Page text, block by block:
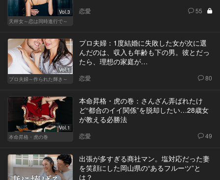
Vol.3
天秤女～恋は同時進行で～
恋愛 55
Vol.1
プロ夫婦～作られた輝き～
プロ夫婦：1度結婚に失敗した女が次に選
んだのは、収入も年齢も下の男。彼とだっ
たら、理想の家庭が…
恋愛 80
Vol.1
本命昇格・虎の巻
本命昇格・虎の巻：さんざん弄ばれたけ
ど“都合のイイ関係”を脱却したい…28歳女
が教える必勝法
恋愛 49
出張が多すぎる商社マン。塩対応だった妻
を笑顔にした岡山県の“あるフルーツ”と
は？